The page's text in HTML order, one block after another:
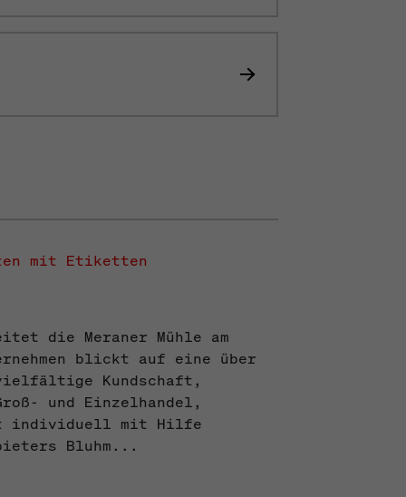
mit Etiketten
die Meraner Mühle am
blickt auf eine über
Kundschaft,
und Einzelhandel,
individuell mit Hilfe
Bluhm...